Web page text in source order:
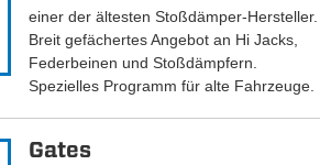
einer der ältesten Stoßdämper-Hersteller.
Breit gefächertes Angebot an Hi Jacks,
Federbeinen und Stoßdämpfern.
Spezielles Programm für alte Fahrzeuge.
Gates